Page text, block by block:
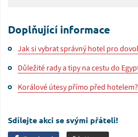
Doplňující informace
Jak si vybrat správný hotel pro
Důležité rady a tipy na cestu do
Korálové útesy přímo před
Sdílejte akci se svými přáteli!